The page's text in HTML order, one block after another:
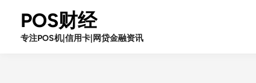
content
POS财经
专注POS机|信用卡|网贷金融资讯